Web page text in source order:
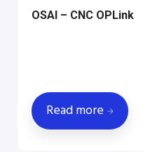
OSAI – CNC OPLink
Read more